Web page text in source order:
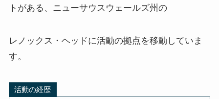
トがある、ニューサウスウェールズ州の
レノックス・ヘッドに活動の拠点を移動していま
す。
活動の経歴